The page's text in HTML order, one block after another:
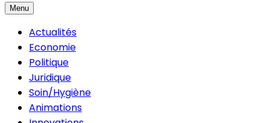
Menu
Actualités
Economie
Politique
Juridique
Soin/Hygiène
Animations